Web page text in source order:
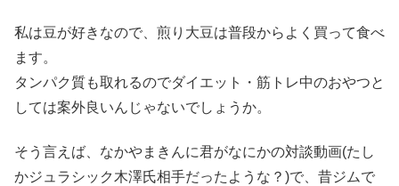
私は豆が好きなので、煎り大豆は普段からよく買って食べ
ます。
タンパク質も取れるのでダイエット・筋トレ中のおやつと
しては案外良いんじゃないでしょうか。
そう言えば、なかやまきんに君がなにかの対談動画(たし
かジュラシック木澤氏相手だったような？)で、昔ジムで